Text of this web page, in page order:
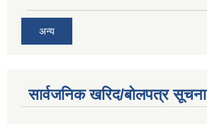
अन्य
सार्वजनिक खरिद/बोलपत्र सूचना